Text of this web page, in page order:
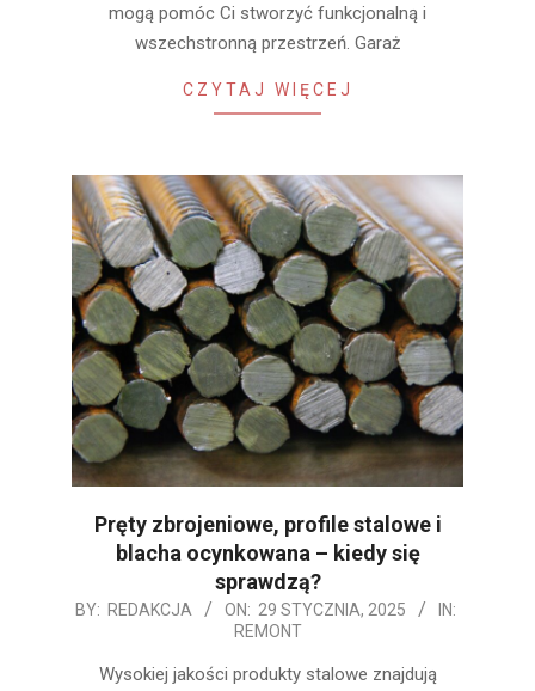
mogą pomóc Ci stworzyć funkcjonalną i
wszechstronną przestrzeń. Garaż
CZYTAJ WIĘCEJ
Pręty zbrojeniowe, profile stalowe i
blacha ocynkowana – kiedy się
sprawdzą?
2025-
BY: REDAKCJA ON: 29 STYCZNIA, 2025
IN:
REMONT
Wysokiej jakości produkty stalowe znajdują